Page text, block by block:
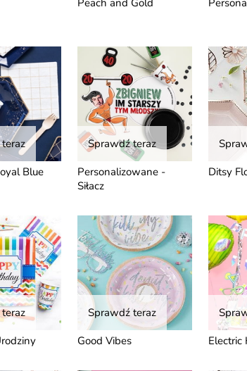
Blue
Sprawdź teraz
Personalizowane -
Siłacz
Ditsy
Sprawdź teraz
Good Vibes
Electric